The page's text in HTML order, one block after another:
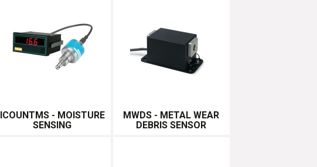
ICOUNTMS - MOISTURE
SENSING
MWDS - METAL WEAR
DEBRIS SENSOR